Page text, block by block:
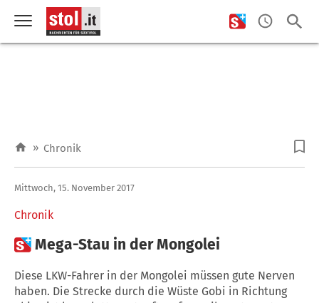
» Chronik
Chronik
Mittwoch, 15. November 2017
Mega-Stau in der Mongolei
Diese LKW-Fahrer in der Mongolei müssen gute Nerven
haben. Die Strecke durch die Wüste Gobi in Richtung